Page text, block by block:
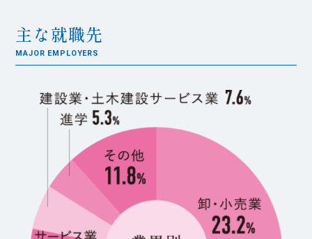
主な就職先
MAJOR EMPLOYERS